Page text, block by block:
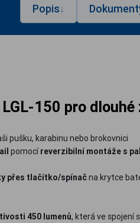
Popis↓
150 pro dlouhé
pušku, karabinu nebo brokovnici
pomocíreverzibilní montáže s
přes tlačítko/spínačna krytce
450 lumenů, která ve spojení